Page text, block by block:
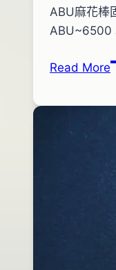
Byanna
2011
年
月
日
ABU麻花棒
ABU~6500
Read More
片